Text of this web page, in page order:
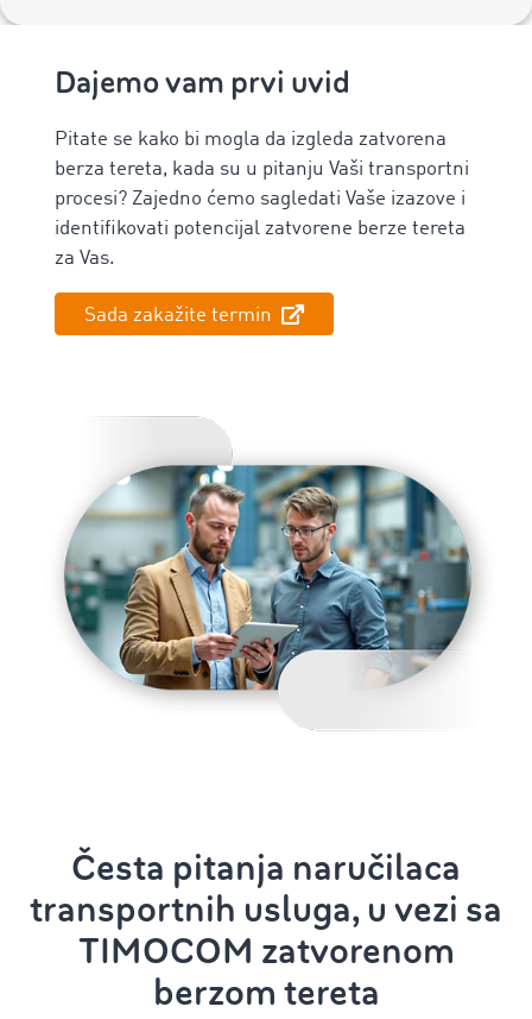
Dajemo vam prvi uvid
Pitate se kako bi mogla da izgleda zatvorena
berza tereta, kada su u pitanju Vaši transportni
procesi? Zajedno ćemo sagledati Vaše izazove i
identifikovati potencijal zatvorene berze tereta
za Vas.
Sada zakažite termin
Česta pitanja naručilaca
transportnih usluga, u vezi sa
TIMOCOM zatvorenom
berzom tereta